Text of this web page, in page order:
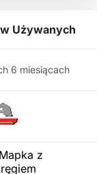
Używanych
6 miesiącach